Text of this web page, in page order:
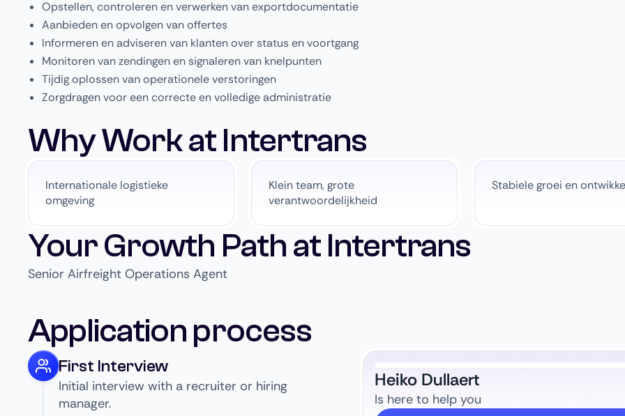
Opstellen, controleren en verwerken van exportdocumentatie
Aanbieden en opvolgen van offertes
Informeren en adviseren van klanten over status en voortgang
Monitoren van zendingen en signaleren van knelpunten
Tijdig oplossen van operationele verstoringen
Zorgdragen voor een correcte en volledige administratie
Why Work at Intertrans
Internationale logistieke
omgeving
Klein team, grote
verantwoordelijkheid
Stabiele groei en
Your Growth Path at Intertrans
Senior Airfreight Operations Agent
Application process
First Interview
Initial interview with a recruiter or hiring
manager.
Heiko Dullaert
Is here to help you